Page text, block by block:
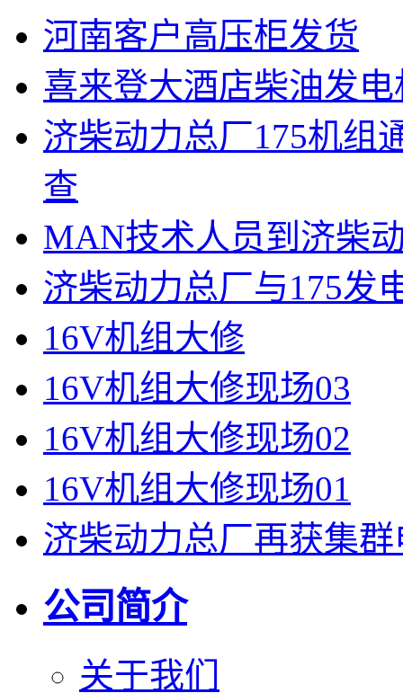
河南客户高压柜发货
喜来登大酒店柴油发
济柴动力总厂175机组
查
MAN技术人员到济柴
济柴动力总厂与175发
16V机组大修
16V机组大修现场03
16V机组大修现场02
16V机组大修现场01
济柴动力总厂再获集
公司简介
关于我们